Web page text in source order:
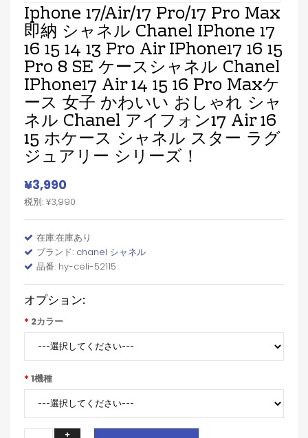
Iphone 17/air/17 Pro/17 Pro Max
即納 シャネル Chanel IPhone 17
16 15 14 13 Pro Air IPhone17 16 15
Pro 8 SE ケースシャネル Chanel
IPhone17 Air 14 15 16 Pro Maxケ
ース 女子 かわいい おしゃれ シャ
ネル Chanel アイフォン17 Air 16
15 ホケース シャネル スター ラグ
ジュアリー シリーズ！
¥3,990
税別: ¥3,990
在庫:在庫あり
ブランド: chanel シャネル
品番: hy-celi-52115
オプション:
2カラー
1機種